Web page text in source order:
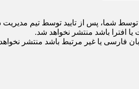
شما، پس از تایید توسط تیم
افترا باشد منتشر نخواهد شد.
فارسی یا غیر مرتبط باشد منتشر